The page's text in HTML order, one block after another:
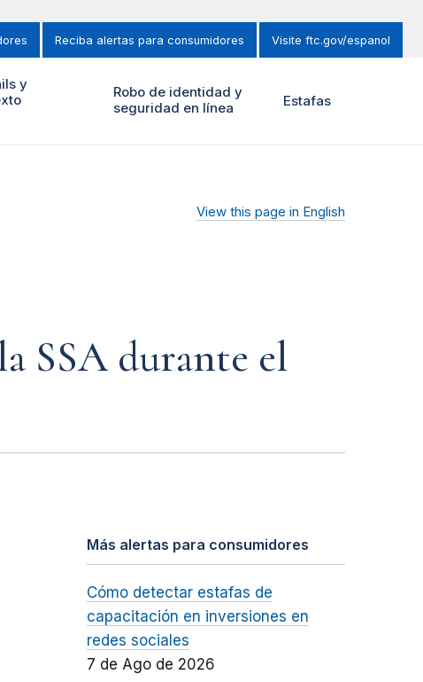
Reciba alertas para consumidores Visite ftc.gov/espanol
y
Robo de identidad y
seguridad en línea
Estafas
View this page in English
SSA durante el
Más alertas para consumidores
Cómo detectar estafas de
capacitación en inversiones en
redes sociales
7 de Ago de 2026